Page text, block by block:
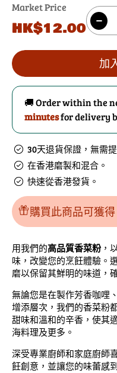
Market Price
原
價
HK$12.00
數
量 減
芫
荽
粉
的
數
量
加
🚚 Order within the
minutesfor delivery
30天退貨保證，無需
在香港磨製和混合。
快速從香港發貨。
購買此商品可獲得
用我們的高品質香菜粉，
味，改變您的烹飪體驗。
磨以保留其鮮明的味道，
無論您是在製作芳香咖哩
增添層次，我們的香菜粉
甜味和溫和的辛香，使其
海料理及更多。
深受專業廚師和家庭廚師
飪創意，並讓您的味蕾感